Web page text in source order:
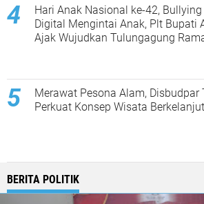
Hari Anak Nasional ke-42,
Digital Mengintai Anak, Plt Bupati
Ajak Wujudkan Tulungagung
Merawat Pesona Alam, Disbudpar
Perkuat Konsep Wisata
BERITA POLITIK